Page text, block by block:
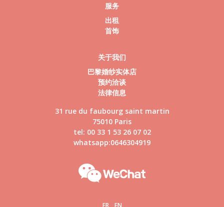
服务
出租
首饰
关于我们
巴黎婚纱实体店
预约洽谈
法律信息
31 rue du faubourg saint martin
75010 Paris
tel: 00 33 1 53 26 07 02
whatsapp:0646304919
FR EN